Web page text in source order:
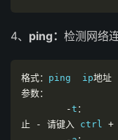
4、 ping： 检测网络
格式： ping  ip地址
参数：
-t ：
止
- 请键入 ctrl +